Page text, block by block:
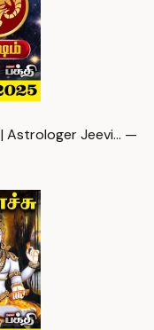
Astrologer Jeevi… —